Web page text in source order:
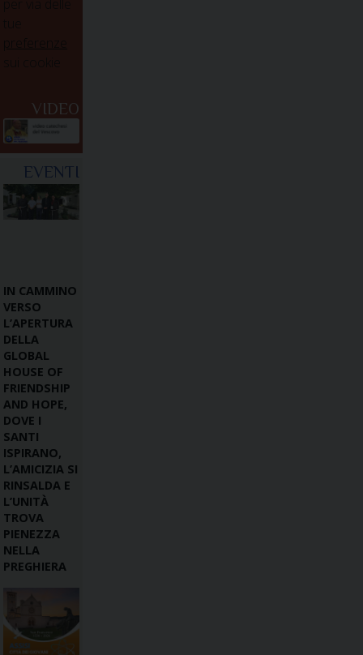
VIDEO
EVENTI
IN CAMMINO
VERSO
L’APERTURA
DELLA
GLOBAL
HOUSE OF
FRIENDSHIP
AND HOPE,
DOVE I
SANTI
ISPIRANO,
L’AMICIZIA SI
RINSALDA E
L’UNITÀ
TROVA
PIENEZZA
NELLA
PREGHIERA